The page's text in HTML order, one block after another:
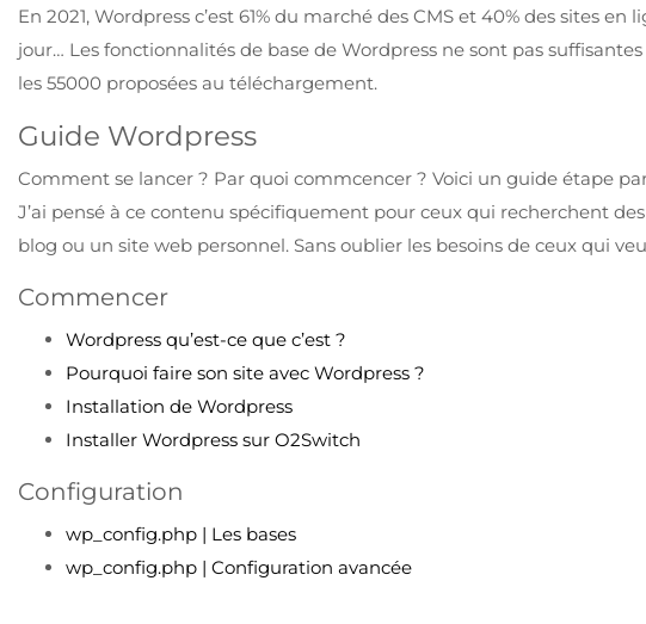
En 2021, Wordpress c’est 61% du marché des CMS et 40% des sites
jour… Les fonctionnalités de base de Wordpress ne sont pas
les 55000 proposées au téléchargement.
Guide Wordpress
Comment se lancer ? Par quoi commcencer ? Voici un guide étape
J’ai pensé à ce contenu spécifiquement pour ceux qui recherchent
blog ou un site web personnel. Sans oublier les besoins de ceux qui
Commencer
Wordpress qu’est-ce que c’est ?
Pourquoi faire son site avec Wordpress ?
Installation de Wordpress
Installer Wordpress sur O2Switch
Configuration
wp_config.php | Les bases
wp_config.php | Configuration avancée